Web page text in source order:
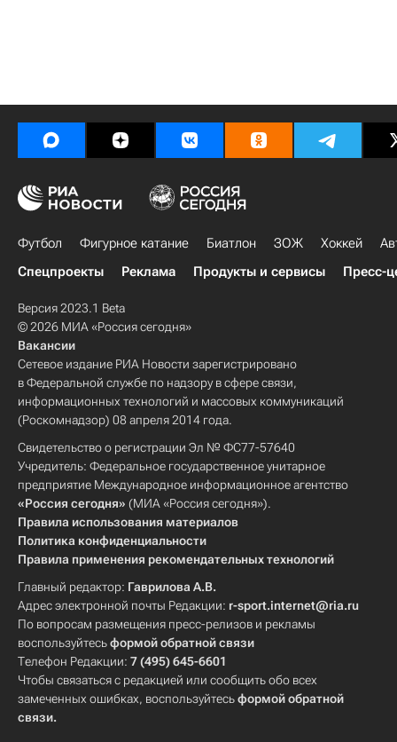
Футбол Фигурное катание Биатлон ЗОЖ Хоккей
Спецпроекты
Реклама Продукты и сервисы Пресс-
Версия 2023.1 Beta
© 2026 МИА «Россия сегодня»
Вакансии
Сетевое издание РИА Новости зарегистрировано
в Федеральной службе по надзору в сфере связи,
информационных технологий и массовых коммуникаций
(Роскомнадзор) 08 апреля 2014 года.
Свидетельство о регистрации Эл № ФС77-57640
Учредитель: Федеральное государственное унитарное
предприятие Международное информационное агентство
«Россия сегодня» (МИА «Россия сегодня»).
Правила использования материалов
Политика конфиденциальности
Правила применения рекомендательных технологий
Главный редактор: Гаврилова А.В.
Адрес электронной почты Редакции: r-sport.internet@ria.ru
По вопросам размещения пресс-релизов и рекламы
воспользуйтесьформой обратной связи
Телефон Редакции: 7 (495) 645-6601
Чтобы связаться с редакцией или сообщить обо всех
замеченных ошибках, воспользуйтесьформой обратной
связи.